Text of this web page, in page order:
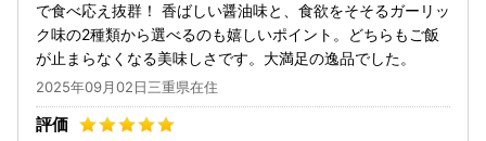
で食べ応え抜群！ 香ばしい醤油味と、食欲をそそるガーリッ
ク味の2種類から選べるのも嬉しいポイント。どちらもご飯
が止まらなくなる美味しさです。大満足の逸品でした。
2025年09月02日三重県在住